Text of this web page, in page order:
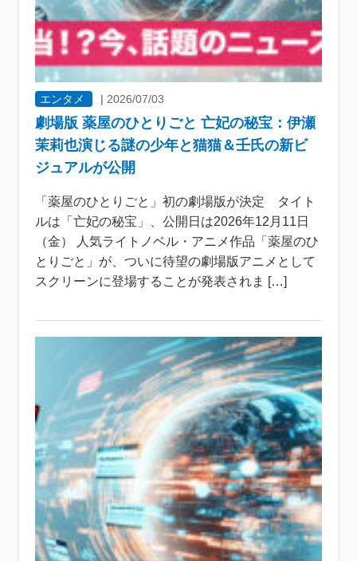
エンタメ |2026/07/03
劇場版 薬屋のひとりごと 亡妃の秘宝：伊瀬
茉莉也演じる謎の少年と猫猫＆壬氏の新ビ
ジュアルが公開
「薬屋のひとりごと」初の劇場版が決定 タイト
ルは「亡妃の秘宝」、公開日は2026年12月11日
（金） 人気ライトノベル・アニメ作品「薬屋のひ
とりごと」が、ついに待望の劇場版アニメとして
スクリーンに登場することが発表されま […]